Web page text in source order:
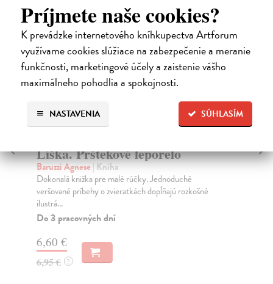
Príjmete naše cookies?
K prevádzke internetového kníhkupectva Artforum
využívame cookies slúžiace na zabezpečenie a meranie
funkčnosti, marketingové účely a zaistenie vášho
maximálneho pohodlia a spokojnosti.
SÚHLASÍM
NASTAVENIA
Líška. Prštekové leporelo
Baruzzi Agnese| Kniha
Dokonalá knižka pre malé rúčky. Jednoduché
veršované príbehy o zvieratkách dopĺňajú rozkošné
ilustrá...
Do 3 pracovných dní
6,60 €
6,95 € ?